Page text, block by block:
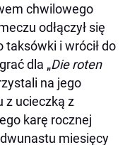
chwilowego
odłączył się
taksówki i wrócił do
dla „Die roten
na jego
z ucieczką z
karę rocznej
miesięcy